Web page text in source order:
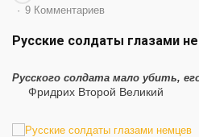
9 Комментариев
Русские солдаты глазами
Русского солдата мало убить,
Фридрих Второй Великий